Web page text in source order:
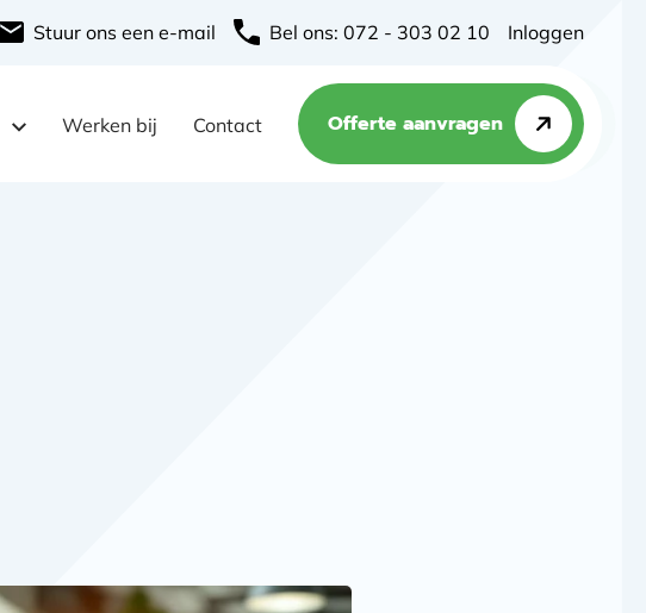
Stuur ons een e-mail Bel ons: 072 - 303 02 10 Inloggen
Werken bij Contact Offerte aanvragen